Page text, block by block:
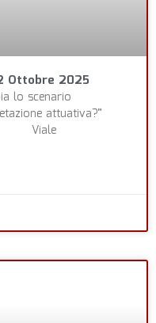
Ottobre 2025
lo scenario
attuativa?”
Viale